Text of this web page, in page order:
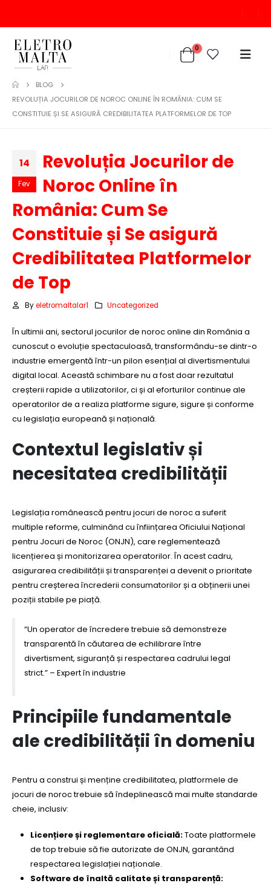
0
BLOG
REVOLUȚIA JOCURILOR DE NOROC ONLINE ÎN ROMÂNIA: CUM SE
CONSTITUIE ȘI SE ASIGURĂ CREDIBILITATEA PLATFORMELOR DE TOP
14
Fev
Revoluția Jocurilor de
Noroc Online în
România: Cum Se
Constituie și Se asigură
Credibilitatea Platformelor
de Top
By eletromaltalar1 Uncategorized
În ultimii ani, sectorul jocurilor de noroc online din România a
cunoscut o evoluție spectaculoasă, transformându-se dintr-o
industrie emergentă într-un pilon esențial al divertismentului
digital local. Această schimbare nu a fost doar rezultatul
creșterii rapide a utilizatorilor, ci și al eforturilor continue ale
operatorilor de a realiza platforme sigure, sigure și conforme
cu legislația europeană și națională.
Contextul legislativ și
necesitatea credibilității
Legislația românească pentru jocuri de noroc a suferit
multiple reforme, culminând cu înființarea Oficiului Național
pentru Jocuri de Noroc (ONJN), care reglementează
licențierea și monitorizarea operatorilor. În acest cadru,
asigurarea credibilității și transparenței a devenit o prioritate
pentru creșterea încrederii consumatorilor și a obținerii unei
poziții stabile pe piață.
“Un operator de încredere trebuie să demonstreze
transparentă în căutarea de echilibrare între
divertisment, siguranță și respectarea cadrului legal
strict.” – Expert în industrie
Principiile fundamentale
ale credibilității în domeniu
Pentru a construi și menține credibilitatea, platformele de
jocuri de noroc trebuie să îndeplinească mai multe standarde
cheie, inclusiv:
Licențiere și reglementare oficială:Toate platformele
de top trebuie să fie autorizate de ONJN, garantând
respectarea legislației naționale.
Software de înaltă calitate și transparență: